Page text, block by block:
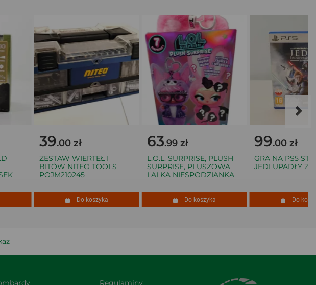
39.00 zł
ZESTAW WIERTEŁ I
BITÓW NITEO TOOLS
POJM210245
Do koszyka
63.99 zł
L.O.L. SURPRISE, PLUSH
SURPRISE, PLUSZOWA
LALKA NIESPODZIANKA
Do koszyka
99.00 zł
GRA NA PS5 STAR
JEDI UPADŁY
Do koszyka
Regulaminy